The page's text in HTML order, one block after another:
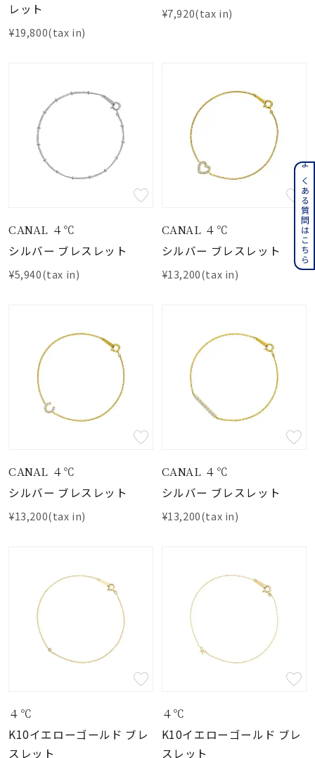
レット
¥19,800(tax in)
¥7,920(tax in)
CANAL ４℃
シルバー ブレスレット
¥5,940(tax in)
CANAL ４℃
シルバー ブレスレット
¥13,200(tax in)
CANAL ４℃
シルバー ブレスレット
¥13,200(tax in)
CANAL ４℃
シルバー ブレスレット
¥13,200(tax in)
４℃
K10イエローゴールド ブレ
スレット
４℃
K10イエローゴールド ブレ
スレット
よくある質問はこちら